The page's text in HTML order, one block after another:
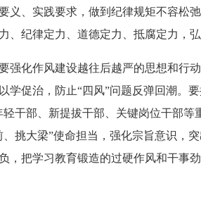
义、实践要求，做到纪律规矩不容松
、纪律定力、道德定力、抵腐定力，
强化作风建设越往后越严的思想和行
学促治，防止“四风”问题反弹回潮。
轻干部、新提拔干部、关键岗位干部
、挑大梁”使命担当，强化宗旨意识，
，把学习教育锻造的过硬作风和干事